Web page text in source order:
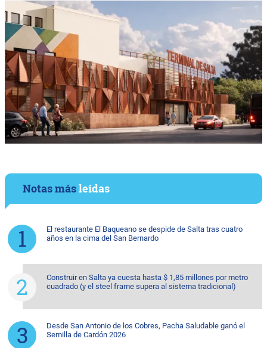
Notas másleídas
El restaurante El Baqueano se despide de Salta tras cuatro
años en la cima del San Bernardo
Construir en Salta ya cuesta hasta $ 1,85 millones por metro
cuadrado (y el steel frame supera al sistema tradicional)
Desde San Antonio de los Cobres, Pacha Saludable ganó el
Semilla de Cardón 2026